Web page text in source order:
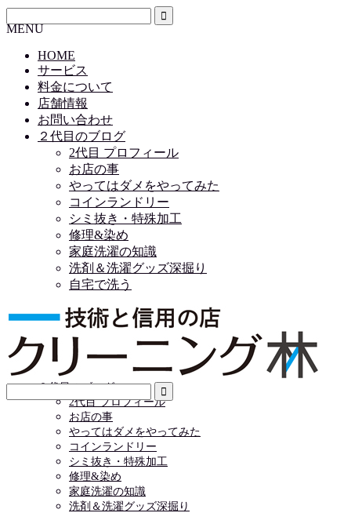
MENU
HOME
サービス
料金について
店舗情報
お問い合わせ
２代目のブログ
2代目 プロフィール
お店の事
やってはダメをやってみた
コインランドリー
シミ抜き・特殊加工
修理&染め
家庭洗濯の知識
洗剤＆洗濯グッズ深掘り
自宅で洗う
HOME
サービス
料金について
店舗情報
お問い合わせ
２代目のブログ
2代目 プロフィール
お店の事
やってはダメをやってみた
コインランドリー
シミ抜き・特殊加工
修理&染め
家庭洗濯の知識
洗剤＆洗濯グッズ深掘り